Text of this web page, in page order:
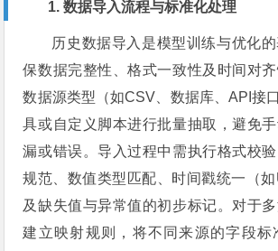
1. 数据导入流程与标准化处理
历史数据导入是模型训练与优化
保数据完整性、格式一致性及时间对
数据源类型（如CSV、数据库、API接
具或自定义脚本进行批量抽取，避免
漏或错误。导入过程中需执行格式校
规范、数值类型匹配、时间戳统一（
及缺失值与异常值的初步标记。对于
建立映射规则，将不同来源的字段标